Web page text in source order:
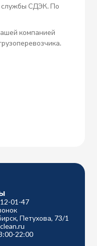
службы СДЭК. По
компанией
01-47
Петухова, 73/1
22:00